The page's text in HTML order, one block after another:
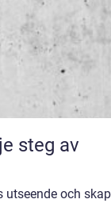
och